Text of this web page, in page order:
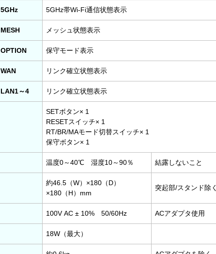
5GHz 5GHz帯Wi-Fi通信状態表示
MESH メッシュ状態表示
OPTION 保守モード表示
WAN リンク確立状態表示
LAN1～4 リンク確立状態表示
SETボタン× 1
RESETスイッチ× 1
RT/BR/MAモード切替スイッチ× 1
保守ボタン× 1
温度0～40℃ 湿度10～90％ 結露しないこと
約46.5（W）×180（D）
×180（H）mm
突起部/スタンド除く
100V AC ± 10% 50/60Hz ACアダプタ使用
18W（最大）